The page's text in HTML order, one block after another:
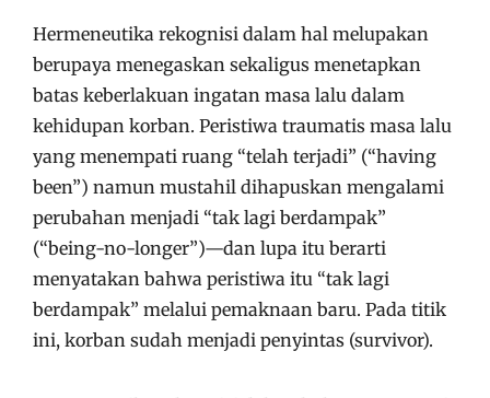
Hermeneutika rekognisi dalam hal melupakan
berupaya menegaskan sekaligus menetapkan
batas keberlakuan ingatan masa lalu dalam
kehidupan korban. Peristiwa traumatis masa lalu
yang menempati ruang “telah terjadi” (“having
been”) namun mustahil dihapuskan mengalami
perubahan menjadi “tak lagi berdampak”
(“being-no-longer”)—dan lupa itu berarti
menyatakan bahwa peristiwa itu “tak lagi
berdampak” melalui pemaknaan baru. Pada titik
ini, korban sudah menjadi penyintas (survivor).